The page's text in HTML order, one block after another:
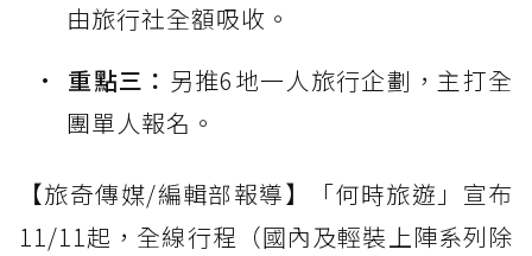
由旅行社全額吸收。
重點三： 另推6地一人旅行企劃，主打全
團單人報名。
【旅奇傳媒/編輯部報導】「何時旅遊」宣布
11/11起，全線行程（國內及輕裝上陣系列除